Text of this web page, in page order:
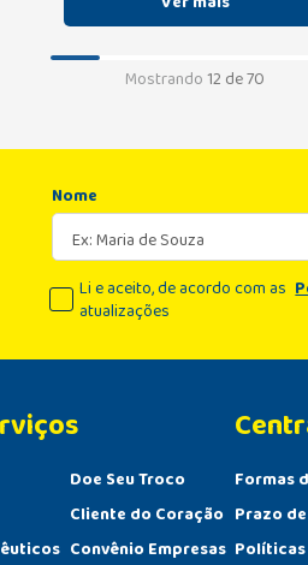
Mostrando12 de 70
Nome
Li e aceito, de acordo com as
atualizações
Doe Seu Troco
Cliente do Coração
Convênio Empresas
Formas
Prazo
Políticas